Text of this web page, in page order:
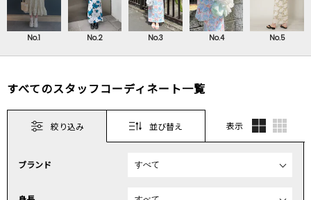
No.1 No.2 No.3 No.4 No.5
すべてのスタッフコーディネート一覧
絞り込み 並び替え 表示
ブランド